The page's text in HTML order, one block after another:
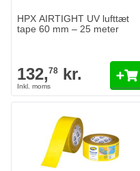
HPX AIRTIGHT UV lufttæt
tape 60 mm – 25 meter
132,78 kr.